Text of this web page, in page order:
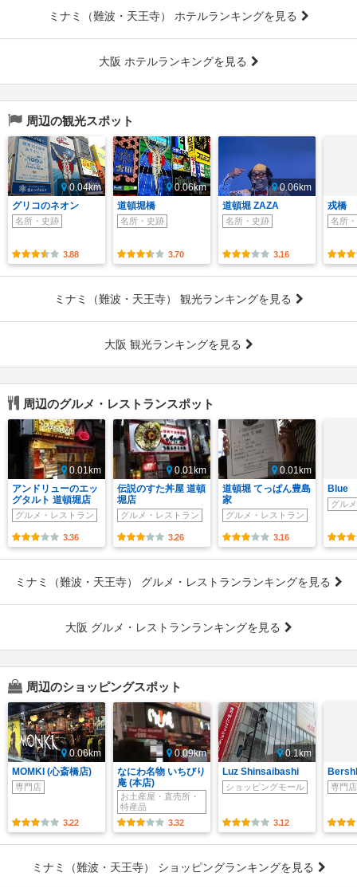
ミナミ（難波・天王寺） ホテルランキングを見る
大阪 ホテルランキングを見る
周辺の観光スポット
0.04km
グリコのネオン
名所・史跡
3.88
0.06km
道頓堀橋
名所・史跡
3.70
0.06km
道頓堀 ZAZA
名所・史跡
3.16
戎橋
名所
ミナミ（難波・天王寺） 観光ランキングを見る
大阪 観光ランキングを見る
周辺のグルメ・レストランスポット
0.01km
アンドリューのエッ
グタルト 道頓堀店
グルメ・レストラン
3.36
0.01km
伝説のすた丼屋 道頓
堀店
グルメ・レストラン
3.26
0.01km
道頓堀 てっぱん豊島
家
グルメ・レストラン
3.16
Blue
グル
ミナミ（難波・天王寺） グルメ・レストランランキングを見る
大阪 グルメ・レストランランキングを見る
周辺のショッピングスポット
0.06km
MOMKI (心斎橋店)
専門店
3.22
0.09km
なにわ名物 いちびり
庵 (本店)
お土産屋・直売所・
特産品
3.32
0.1km
Luz Shinsaibashi
ショッピングモール
3.12
専門店
ミナミ（難波・天王寺） ショッピングランキングを見る